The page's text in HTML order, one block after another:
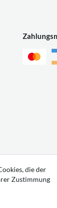
die der
Zustimmung